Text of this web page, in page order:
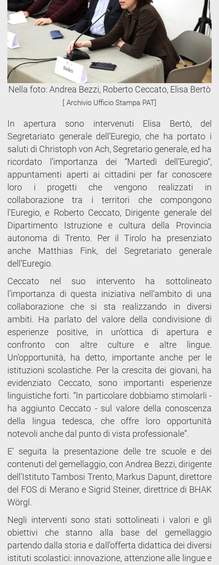
Nella foto: Andrea Bezzi, Roberto Ceccato, Elisa Bertò
[ Archivio Ufficio Stampa PAT]
In apertura sono intervenuti Elisa Bertò, del
Segretariato generale dell’Euregio, che ha portato i
saluti di Christoph von Ach, Segretario generale, ed ha
ricordato l’importanza dei “Martedì dell’Euregio“,
appuntamenti aperti ai cittadini per far conoscere
loro i progetti che vengono realizzati in
collaborazione tra i territori che compongono
l'Euregio, e Roberto Ceccato, Dirigente generale del
Dipartimento Istruzione e cultura della Provincia
autonoma di Trento. Per il Tirolo ha presenziato
anche Matthias Fink, del Segretariato generale
dell’Euregio.
Ceccato nel suo intervento ha sottolineato
l’importanza di questa iniziativa nell’ambito di una
collaborazione che si sta realizzando in diversi
ambiti. Ha parlato del valore della condivisione di
esperienze positive, in un’ottica di apertura e
confronto con altre culture e altre lingue.
Un’opportunità, ha detto, importante anche per le
istituzioni scolastiche. Per la crescita dei giovani, ha
evidenziato Ceccato, sono importanti esperienze
linguistiche forti. “In particolare dobbiamo stimolarli -
ha aggiunto Ceccato - sul valore della conoscenza
della lingua tedesca, che offre loro opportunità
notevoli anche dal punto di vista professionale”.
E’ seguita la presentazione delle tre scuole e dei
contenuti del gemellaggio, con Andrea Bezzi, dirigente
dell’Istituto Tambosi Trento, Markus Dapunt, direttore
del FOS di Merano e Sigrid Steiner, direttrice di BHAK
Wörgl.
Negli interventi sono stati sottolineati i valori e gli
obiettivi che stanno alla base del gemellaggio
partendo dalla storia e dall’offerta didattica dei diversi
istituti scolastici: innovazione, attenzione alle lingue e